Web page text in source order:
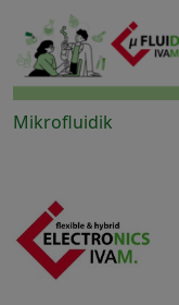
Mikrofluidik